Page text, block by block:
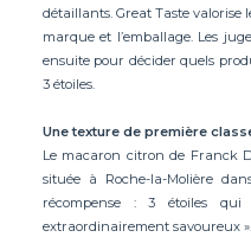
détaillants. Great Taste
marque et l’emballage. Les
ensuite pour décider quels
3 étoiles.
Une texture de première
Le macaron citron de Franck
située à Roche-la-Molière
récompense : 3 étoiles
extraordinairement savoureux ».